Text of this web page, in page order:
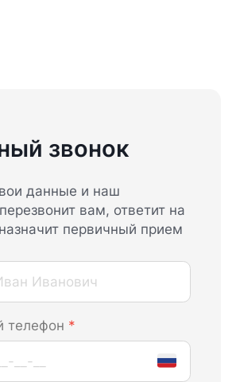
звонок
данные и наш
вам, ответит на
первичный прием
телефон *